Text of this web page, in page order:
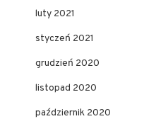
luty 2021
styczeń 2021
grudzień 2020
listopad 2020
październik 2020